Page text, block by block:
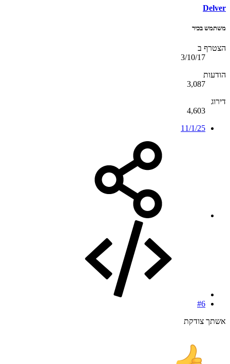
Delver
משתמש בכיר
הצטרף ב
3/10/17
הודעות
3,087
דירוג
4,603
11/1/25
#6
אשתך צודקת